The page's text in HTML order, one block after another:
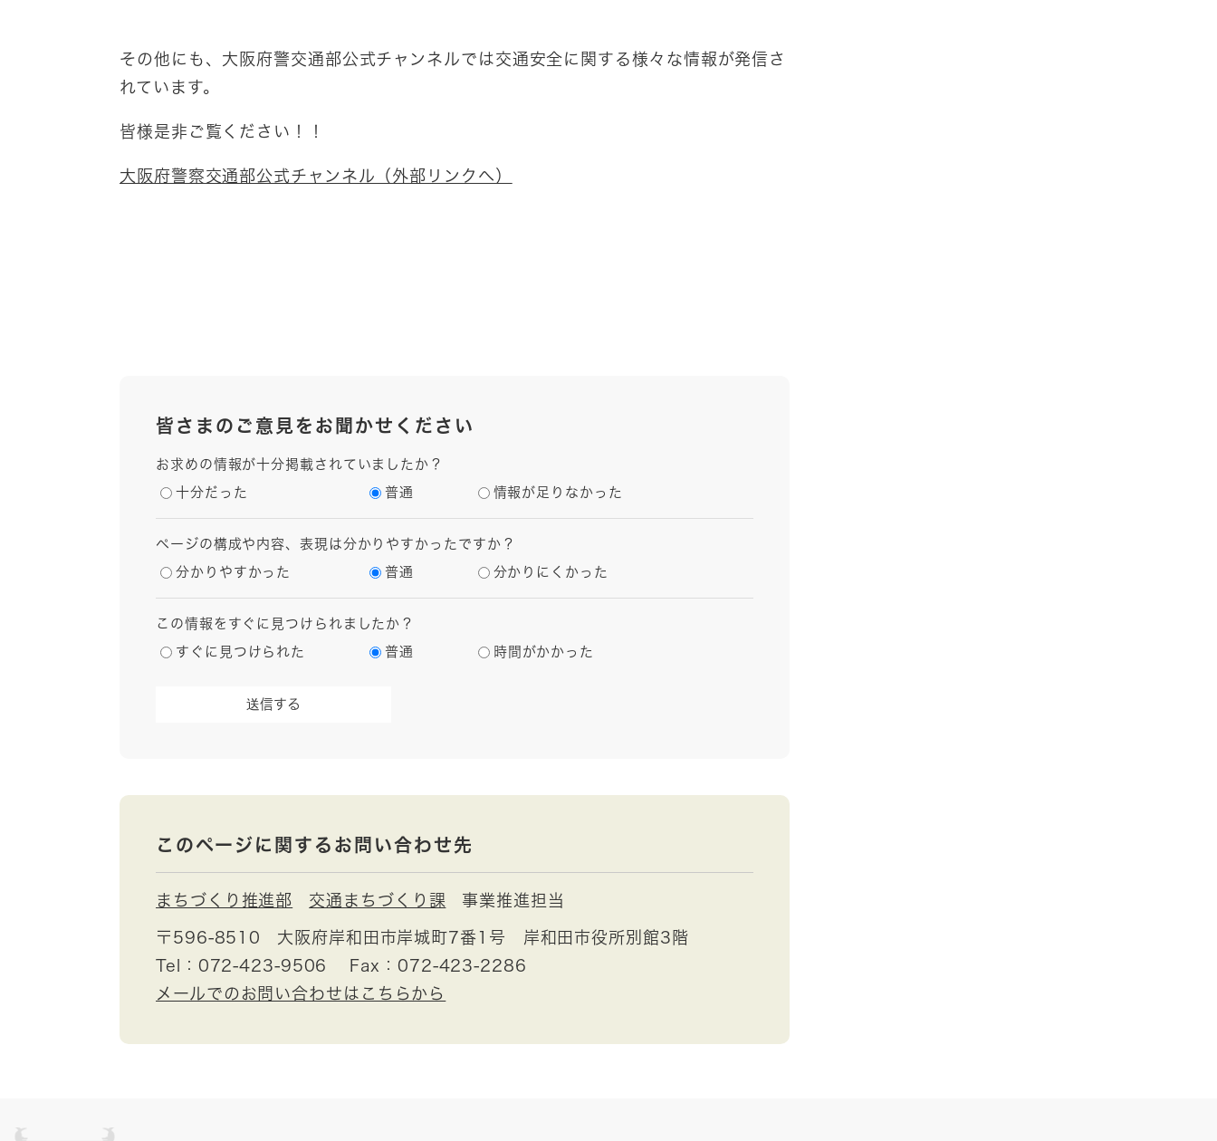
その他にも、大阪府警交通部公式チャンネルでは交通安全に関する様々な情報が発信さ
れています。
皆様是非ご覧ください！！
大阪府警察交通部公式チャンネル（外部リンクへ）
皆さまのご意見をお聞かせください
お求めの情報が十分掲載されていましたか？
十分だった 普通 情報が足りなかった
ページの構成や内容、表現は分かりやすかったですか？
分かりやすかった 普通 分かりにくかった
この情報をすぐに見つけられましたか？
すぐに見つけられた 普通 時間がかかった
このページに関するお問い合わせ先
まちづくり推進部 交通まちづくり課 事業推進担当
〒596-8510
大阪府岸和田市岸城町7番1号 岸和田市役所別館3階
Tel：072-423-9506
Fax：072-423-2286
メールでのお問い合わせはこちらから